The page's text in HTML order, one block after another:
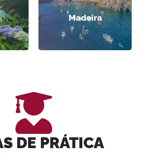
Madeira
(7)
DE PRÁTICA